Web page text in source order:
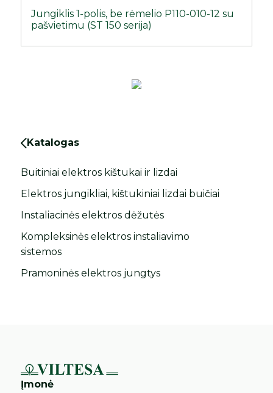
Katalogas
Buitiniai elektros kištukai ir lizdai
Elektros jungikliai, kištukiniai lizdai buičiai
Instaliacinės elektros dėžutės
Kompleksinės elektros instaliavimo
sistemos
Pramoninės elektros jungtys
Jungiklis 1-polis, be rėmelio P110-010-12 su
pašvietimu (ST 150 serija)
Įmonė